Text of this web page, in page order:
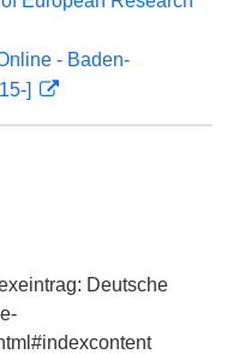
- Baden-
]
Deutsche